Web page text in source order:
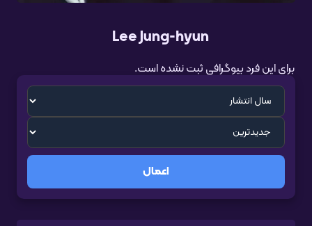
Lee Jung-hyun
برای این فرد بیوگرافی ثبت نشده است.
اعمال